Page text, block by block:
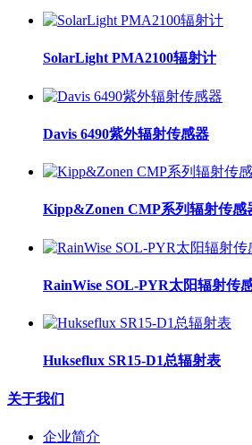
SolarLight PMA2100辐射计
Davis 6490紫外辐射传感器
Kipp&Zonen CMP系列辐射传感
RainWise SOL-PYR太阳辐射传
Hukseflux SR15-D1总辐射表
关于我们
企业简介